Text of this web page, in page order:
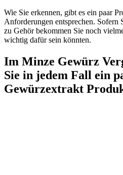
Wie Sie erkennen, gibt es ein paar
Anforderungen entsprechen. Sofern
zu Gehör bekommen Sie noch
wichtig dafür sein könnten.
Im Minze Gewürz
Sie in jedem Fall ein
Gewürzextrakt